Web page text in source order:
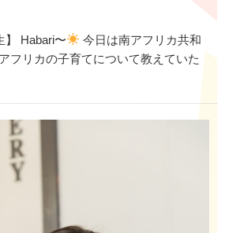
Habari〜
今日は南アフリカ共和
フリカの子育てについて教えていた